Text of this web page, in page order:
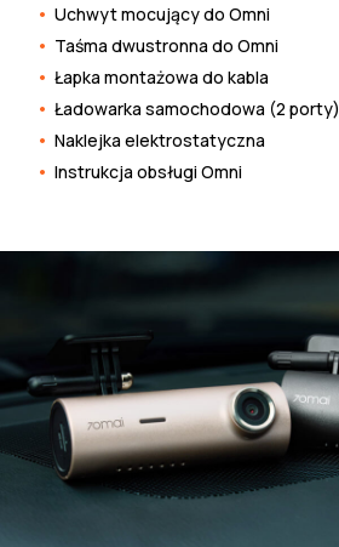
Uchwyt mocujący do Omni
Taśma dwustronna do Omni
Łapka montażowa do kabla
Ładowarka samochodowa (2 porty)
Naklejka elektrostatyczna
Instrukcja obsługi Omni